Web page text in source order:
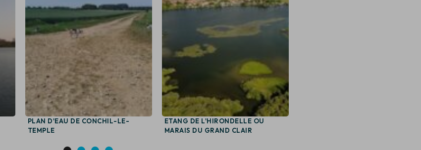
PLAN D'EAU DE CONCHIL-LE-
TEMPLE
ETANG DE L'HIRONDELLE OU
MARAIS DU GRAND CLAIR